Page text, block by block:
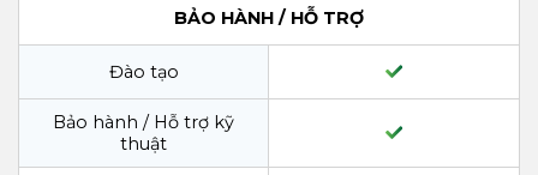
BẢO HÀNH / HỖ TRỢ
Đào tạo
Bảo hành / Hỗ trợ kỹ
thuật